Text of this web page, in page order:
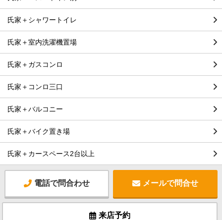
氏家＋シャワートイレ
氏家＋室内洗濯機置場
氏家＋ガスコンロ
氏家＋コンロ三口
氏家＋バルコニー
氏家＋バイク置き場
氏家＋カースペース2台以上
電話で問合わせ メールで問合せ
来店予約